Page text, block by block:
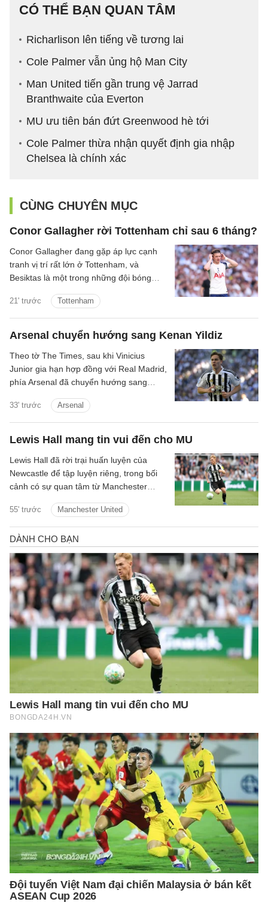
CÓ THỂ BẠN QUAN TÂM
Richarlison lên tiếng về tương lai
Cole Palmer vẫn ủng hộ Man City
Man United tiến gần trung vệ Jarrad
Branthwaite của Everton
MU ưu tiên bán đứt Greenwood hè tới
Cole Palmer thừa nhận quyết định gia nhập
Chelsea là chính xác
CÙNG CHUYÊN MỤC
Conor Gallagher rời Tottenham chỉ sau 6 tháng?
21' trước Tottenham
Conor Gallagher đang gặp áp lực cạnh
tranh vị trí rất lớn ở Tottenham, và
Besiktas là một trong những đội bóng
Arsenal chuyển hướng sang Kenan Yildiz
33' trước Arsenal
Theo tờ The Times, sau khi Vinicius
Junior gia hạn hợp đồng với Real Madrid,
phía Arsenal đã chuyển hướng sang
Lewis Hall mang tin vui đến cho MU
55' trước Manchester United
Lewis Hall đã rời trại huấn luyện của
Newcastle để tập luyện riêng, trong bối
cảnh có sự quan tâm từ Manchester